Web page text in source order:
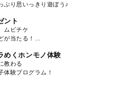
ぷり思いっきり遊ぼう♪
ント
ムビチケ
が当たる！
めくホンモノ体験
教わる
体験プログラム！